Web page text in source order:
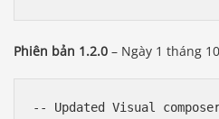
Phiên bản 1.2.0 – Ngày 1 tháng
-- Updated Visual